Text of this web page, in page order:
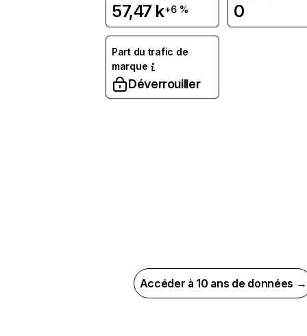
57,47 k+6 % 0
Part du trafic de
marque
Déverrouiller
Accéder à 10 ans de données →